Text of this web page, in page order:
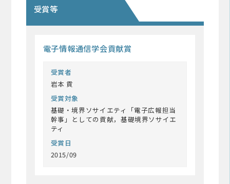
受賞等
電子情報通信学会貢献賞
受賞者
岩本 貢
受賞対象
基礎・境界ソサイエティ「電子広報担当
幹事」としての貢献，基礎境界ソサイエ
ティ
受賞日
2015/09